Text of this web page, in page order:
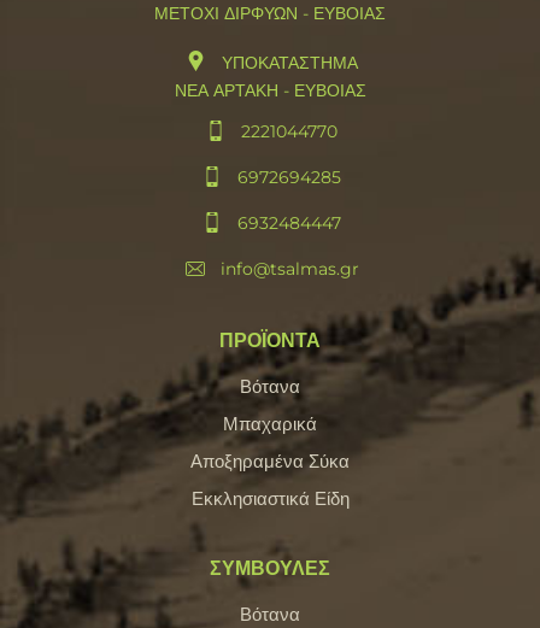
ΜΕΤΟΧΙ ΔΙΡΦΥΩΝ - ΕΥΒΟΙΑΣ
ΥΠΟΚΑΤΑΣΤΗΜΑ
ΝΕΑ ΑΡΤΑΚΗ - ΕΥΒΟΙΑΣ
2221044770
6972694285
6932484447
info@tsalmas.gr
ΠΡΟΪΟΝΤΑ
Βότανα
Μπαχαρικά
Αποξηραμένα Σύκα
Εκκλησιαστικά Είδη
ΣΥΜΒΟΥΛΕΣ
Βότανα